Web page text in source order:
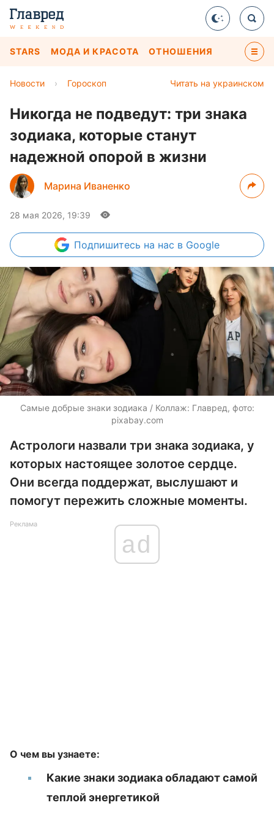
STARS МОДА И КРАСОТА ОТНОШЕНИЯ
Читать на украинском
Новости › Гороскоп
Никогда не подведут: три знака
зодиака, которые станут
надежной опорой в жизни
Марина Иваненко
28 мая 2026, 19:39
Подпишитесь на нас в Google
Самые добрые знаки зодиака / Коллаж: Главред, фото:
pixabay.com
Астрологи назвали три знака зодиака, у
которых настоящее золотое сердце.
Они всегда поддержат, выслушают и
помогут пережить сложные моменты.
Реклама
ad
О чем вы узнаете:
Какие знаки зодиака обладают самой
теплой энергетикой